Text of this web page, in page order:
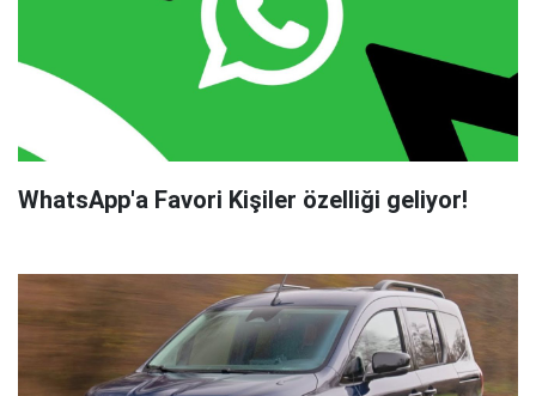
WhatsApp'a Favori Kişiler özelliği geliyor!